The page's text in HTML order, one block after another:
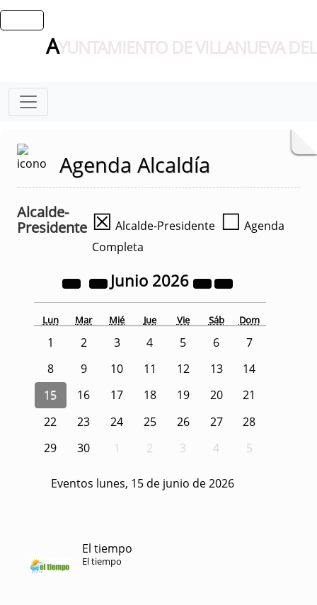
AYUNTAMIENTO DE VILLANUEVA
Agenda Alcaldía
Alcalde-
Presidente ☒ Alcalde-Presidente ☐ Agenda
Completa
Junio 2026
Lun Mar Mié Jue Vie Sáb Dom
1 2 3 4 5 6
7
8
9 10 11 12 13
14
15
16 17 18 19 20
21
22
23 24 25 26 27
28
29
30 1 2 3 4 5
Eventos lunes, 15 de junio de 2026
El tiempo
El tiempo